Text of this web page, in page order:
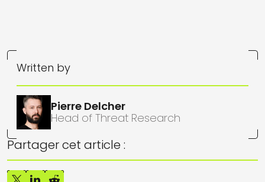
Written by
Pierre Delcher
Head of Threat Research
Partager cet article :